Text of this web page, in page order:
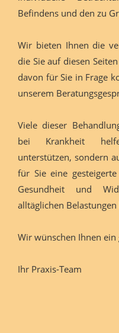
Befindens und den zu
Wir bieten Ihnen die
die Sie auf diesen
davon für Sie in Frage
unserem
Viele dieser
bei Krankheit
unterstützen, sondern
für Sie eine
Gesundheit und
alltäglichen
Wir wünschen Ihnen ein
Ihr Praxis-Team